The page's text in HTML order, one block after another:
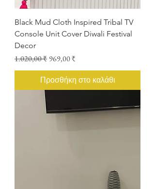
Black Mud Cloth Inspired Tribal TV
Console Unit Cover Diwali Festival
Decor
Κανονική τιμή
1.020,00 ₹ Τιμή Έκπτωσης
969,00 ₹
Προσθήκη στο καλάθι